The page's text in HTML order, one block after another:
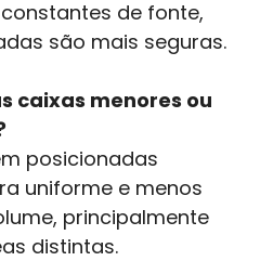
de fonte,
são mais seguras.
caixas menores ou
posicionadas
uniforme e menos
principalmente
distintas.